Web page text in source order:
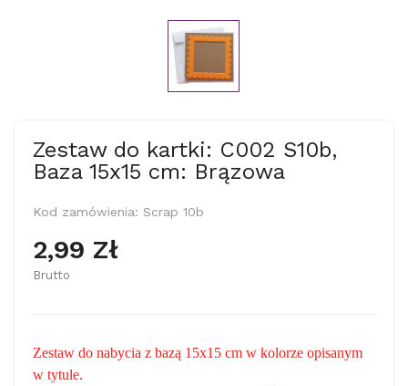
Zestaw do kartki: C002 S10b,
Baza 15x15 cm: Brązowa
Kod zamówienia: Scrap 10b
2,99 Zł
Brutto
Zestaw do nabycia z bazą 15x15 cm w kolorze opisanym
w tytule.